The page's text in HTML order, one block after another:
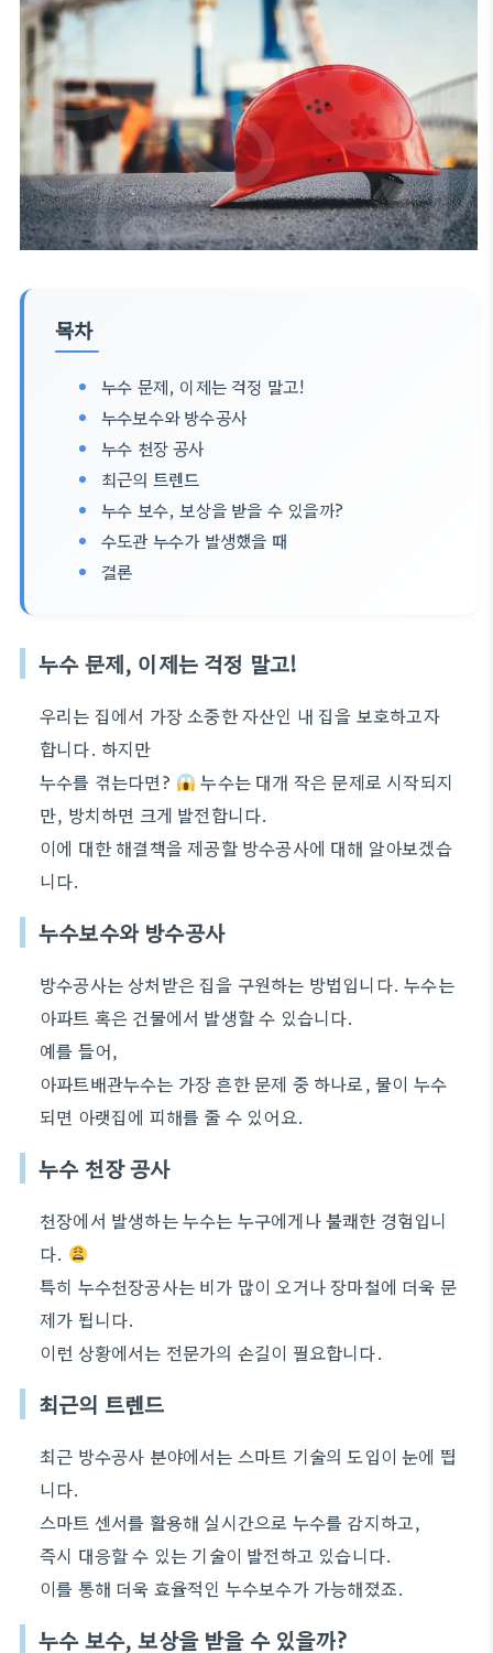
목차
누수 문제, 이제는 걱정 말고!
누수보수와 방수공사
누수 천장 공사
최근의 트렌드
누수 보수, 보상을 받을 수 있을까?
수도관 누수가 발생했을 때
결론
누수 문제, 이제는 걱정 말고!
우리는 집에서 가장 소중한 자산인 내 집을 보호하고자
합니다. 하지만
누수를 겪는다면?
누수는 대개 작은 문제로 시작되지
만, 방치하면 크게 발전합니다.
이에 대한 해결책을 제공할 방수공사에 대해 알아보겠습
니다.
누수보수와 방수공사
방수공사는 상처받은 집을 구원하는 방법입니다. 누수는
아파트 혹은 건물에서 발생할 수 있습니다.
예를 들어,
아파트배관누수는 가장 흔한 문제 중 하나로, 물이 누수
되면 아랫집에 피해를 줄 수 있어요.
누수 천장 공사
천장에서 발생하는 누수는 누구에게나 불쾌한 경험입니
다.
특히 누수천장공사는 비가 많이 오거나 장마철에 더욱 문
제가 됩니다.
이런 상황에서는 전문가의 손길이 필요합니다.
최근의 트렌드
최근 방수공사 분야에서는 스마트 기술의 도입이 눈에 띕
니다.
스마트 센서를 활용해 실시간으로 누수를 감지하고,
즉시 대응할 수 있는 기술이 발전하고 있습니다.
이를 통해 더욱 효율적인 누수보수가 가능해졌죠.
누수 보수, 보상을 받을 수 있을까?